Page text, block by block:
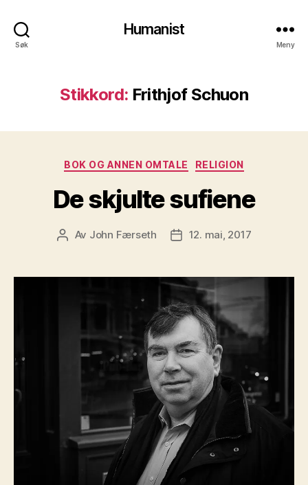
Søk
Humanist
Meny
Stikkord: Frithjof Schuon
Kategorier
BOK OG ANNEN OMTALE RELIGION
De skjulte sufiene
Innleggsforfatter
Av John Færseth Publiseringsdato
12. mai, 2017